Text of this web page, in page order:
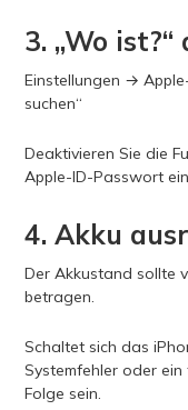
3. „Wo
Einstellungen →
suchen“
Deaktivieren Sie die
Apple-ID-Passwort ein.
4. Akku
Der Akkustand sollte
betragen.
Schaltet sich das
Systemfehler oder
Folge sein.